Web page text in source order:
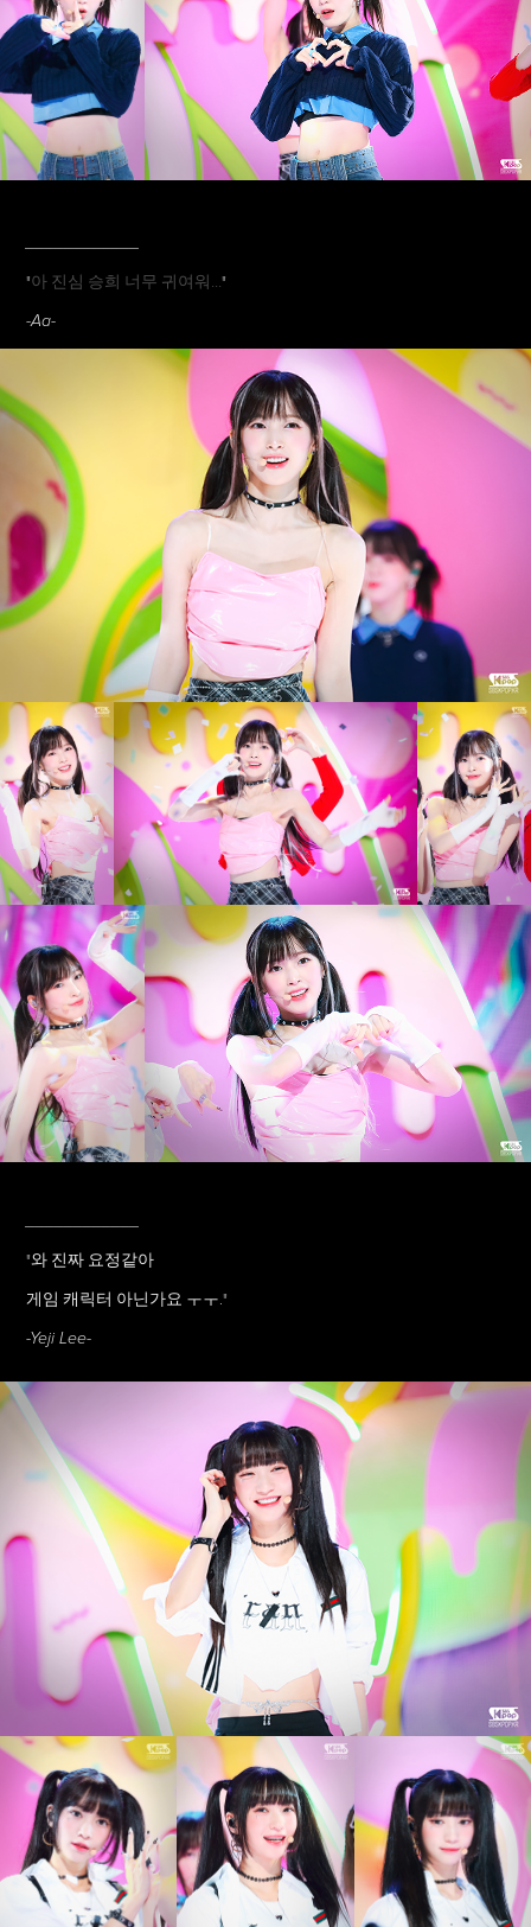
"아 진심 승희 너무 귀여워..."
-Aa-
____________
"와 진짜 요정같아
게임 캐릭터 아닌가요 ㅜㅜ."
-Yeji Lee-